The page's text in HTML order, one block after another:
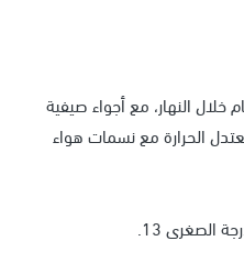
النهار، مع أجواء صيفية
الحرارة مع نسمات هواء